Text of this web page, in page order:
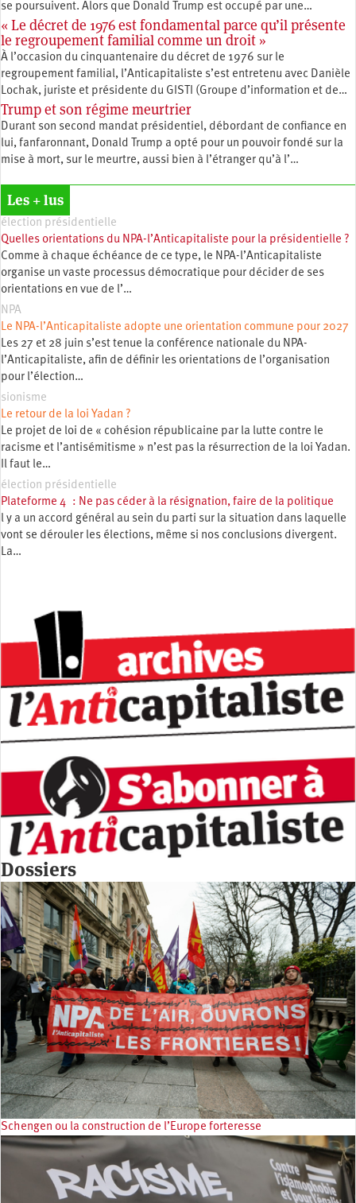
se poursuivent. Alors que Donald Trump est occupé par une…
« Le décret de 1976 est fondamental parce qu’il présente
le regroupement familial comme un droit »
À l’occasion du cinquantenaire du décret de 1976 sur le
regroupement familial, l’Anticapitaliste s’est entretenu avec Danièle
Lochak, juriste et présidente du GISTI (Groupe d’information et de…
Trump et son régime meurtrier
Durant son second mandat présidentiel, débordant de confiance en
lui, fanfaronnant, Donald Trump a opté pour un pouvoir fondé sur la
mise à mort, sur le meurtre, aussi bien à l’étranger qu’à l’…
Les + lus
élection présidentielle
Quelles orientations du NPA-l’Anticapitaliste pour la présidentielle ?
Comme à chaque échéance de ce type, le NPA-l’Anticapitaliste
organise un vaste processus démocratique pour décider de ses
orientations en vue de l’…
NPA
Le NPA-l’Anticapitaliste adopte une orientation commune pour 2027
Les 27 et 28 juin s’est tenue la conférence nationale du NPA-
l’Anticapitaliste, afin de définir les orientations de l’organisation
pour l’élection…
sionisme
Le retour de la loi Yadan ?
Le projet de loi de « cohésion républicaine par la lutte contre le
racisme et l’antisémitisme » n’est pas la résurrection de la loi Yadan.
Il faut le…
élection présidentielle
Plateforme 4 : Ne pas céder à la résignation, faire de la politique
l y a un accord général au sein du parti sur la situation dans laquelle
vont se dérouler les élections, même si nos conclusions divergent.
La…
Dossiers
Schengen ou la construction de l’Europe forteresse